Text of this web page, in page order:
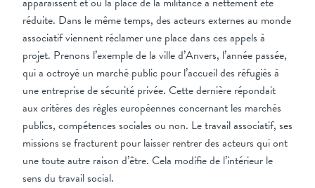
réduite. Dans le même temps, des acteurs externes au monde
associatif viennent réclamer une place dans ces appels à
projet. Prenons l’exemple de la ville d’Anvers, l’année passée,
qui a octroyé un marché public pour l’accueil des réfugiés à
une entreprise de sécurité privée. Cette dernière répondait
aux critères des règles européennes concernant les marchés
publics, compétences sociales ou non. Le travail associatif, ses
missions se fracturent pour laisser rentrer des acteurs qui ont
une toute autre raison d’être. Cela modifie de l’intérieur le
sens du travail social.